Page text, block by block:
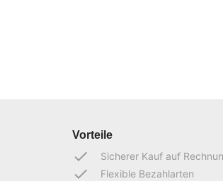
Vorteile
done Sicherer Kauf auf
done Flexible Bezahlarten